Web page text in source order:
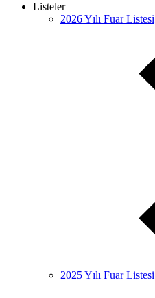
Listeler
2026 Yılı Fuar Listesi
2025 Yılı Fuar Listesi